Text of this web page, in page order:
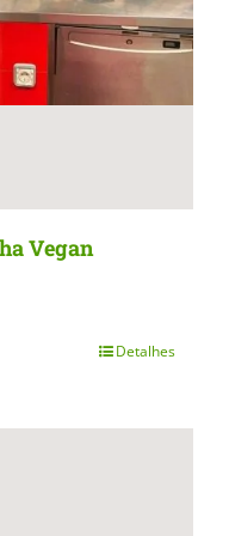
Vegan
Detalhes